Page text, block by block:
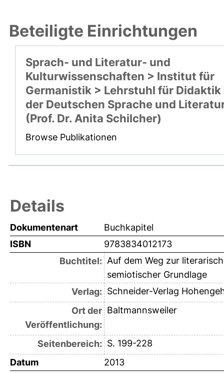
Beteiligte Einrichtungen
Sprach- und Literatur- und
Kulturwissenschaften > Institut für
Germanistik > Lehrstuhl für Didaktik
der Deutschen Sprache und
(Prof. Dr. Anita Schilcher)
Browse Publikationen
Details
Dokumentenart
Buchkapitel
ISBN
9783834012173
Buchtitel: Auf dem Weg zur
semiotischer Grundlage
Verlag: Schneider-Verlag
Ort der
Veröffentlichung:
Baltmannsweiler
Seitenbereich: S. 199-228
Datum
2013